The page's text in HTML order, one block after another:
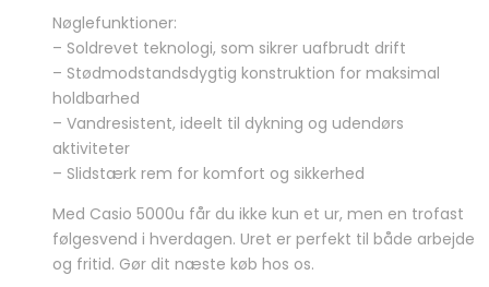
Nøglefunktioner:
– Soldrevet teknologi, som sikrer uafbrudt drift
– Stødmodstandsdygtig konstruktion for maksimal
holdbarhed
– Vandresistent, ideelt til dykning og udendørs
aktiviteter
– Slidstærk rem for komfort og sikkerhed
Med Casio 5000u får du ikke kun et ur, men en trofast
følgesvend i hverdagen. Uret er perfekt til både arbejde
og fritid. Gør dit næste køb hos os.